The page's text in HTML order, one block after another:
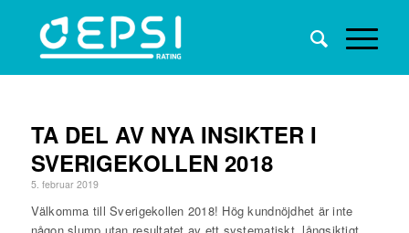
TA DEL AV NYA INSIKTER I
SVERIGEKOLLEN 2018
5. februar 2019
Välkomma till Sverigekollen 2018! Hög kundnöjdhet är inte